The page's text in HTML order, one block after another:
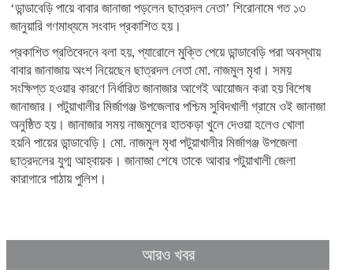
‘ডান্ডাবেড়ি পায়ে বাবার জানাজা পড়লেন ছাত্রদল নেতা’ শিরোনামে গত ১৩
জানুয়ারি গণমাধ্যমে সংবাদ প্রকাশিত হয়।
প্রকাশিত প্রতিবেদনে বলা হয়, প্যারোলে মুক্তি পেয়ে ডান্ডাবেড়ি পরা অবস্থায়
বাবার জানাজায় অংশ নিয়েছেন ছাত্রদল নেতা মো. নাজমুল মৃধা। সময়
সংক্ষিপ্ত হওয়ার কারণে নির্ধারিত জানাজার আগেই আয়োজন করা হয় বিশেষ
জানাজার। পটুয়াখালীর মির্জাগঞ্জ উপজেলার পশ্চিম সুবিদখালী গ্রামে ওই জানাজা
অনুষ্ঠিত হয়। জানাজার সময় নাজমুলের হাতকড়া খুলে দেওয়া হলেও খোলা
হয়নি পায়ের ডান্ডাবেড়ি। মো. নাজমুল মৃধা পটুয়াখালীর মির্জাগঞ্জ উপজেলা
ছাত্রদলের যুগ্ম আহ্বায়ক। জানাজা শেষে তাকে আবার পটুয়াখালী জেলা
কারাগারে পাঠায় পুলিশ।
আরও খবর